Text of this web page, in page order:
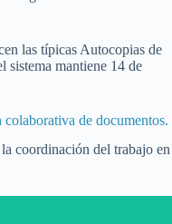
las típicas Autocopias de
sistema mantiene 14 de
de documentos.
coordinación del trabajo en